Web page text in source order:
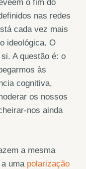
o fim do
nas redes
cada vez mais
ideológica. O
A questão é: o
às
cognitiva,
os nossos
nos ainda
a mesma
uma polarização